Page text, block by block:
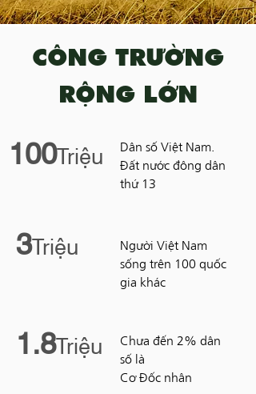
CÔNG TRƯỜNG
RỘNG LỚN
100Triệu
Dân số Việt Nam.
Đất nước đông dân
thứ 13
3Triệu
Người Việt Nam
sống trên 100 quốc
gia khác
1.8Triệu
Chưa đến 2% dân
số là
Cơ Đốc nhân